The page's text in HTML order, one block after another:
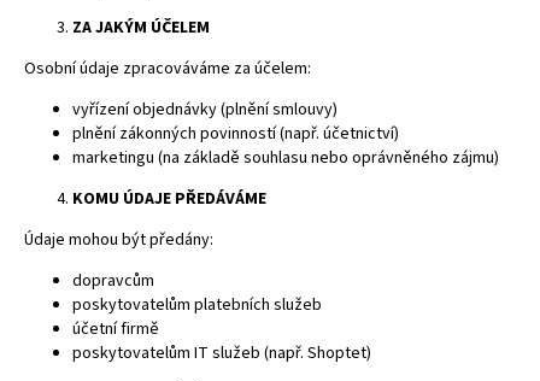
ZA JAKÝM ÚČELEM
Osobní údaje zpracováváme za účelem:
vyřízení objednávky (plnění smlouvy)
plnění zákonných povinností (např. účetnictví)
marketingu (na základě souhlasu nebo oprávněného zájmu)
KOMU ÚDAJE PŘEDÁVÁME
Údaje mohou být předány:
dopravcům
poskytovatelům platebních služeb
účetní firmě
poskytovatelům IT služeb (např. Shoptet)